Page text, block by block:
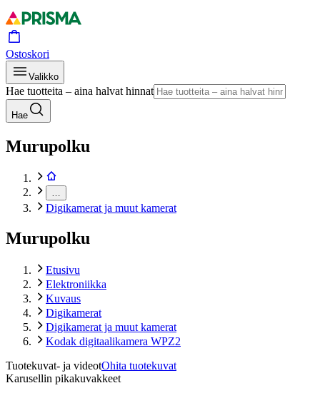
Ostoskori
Valikko
Hae tuotteita – aina halvat hinnat
Hae
Murupolku
Digikamerat ja muut kamerat
Murupolku
Etusivu
Elektroniikka
Kuvaus
Digikamerat
Digikamerat ja muut kamerat
Kodak digitaalikamera WPZ2
Tuotekuvat- ja videotOhita tuotekuvat
Karusellin pikakuvakkeet